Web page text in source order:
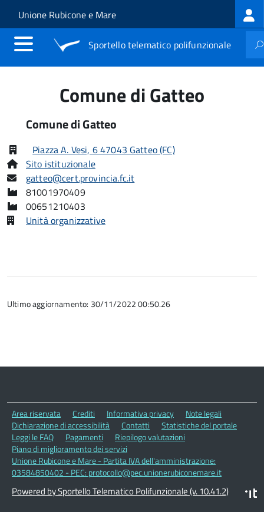
Salta al contenuto principale
Skip to site navigation
Unione Rubicone e Mare
Sportello telematico polifunzionale
Comune di Gatteo
Comune di Gatteo
Piazza A. Vesi, 6 47043 Gatteo (FC)
Sito istituzionale
gatteo@cert.provincia.fc.it
81001970409
00651210403
Unità organizzative
Ultimo aggiornamento: 30/11/2022 00:50.26
Area riservata Crediti Informativa privacy
Note legali
Dichiarazione di accessibilità
Contatti
Statistiche del portale
Leggi le FAQ
Pagamenti
Riepilogo valutazioni
Piano di miglioramento dei servizi
Unione Rubicone e Mare - Partita IVA dell'amministrazione:
03584850402 - PEC: protocollo@pec.unionerubiconemare.it
Powered by Sportello Telematico Polifunzionale (v. 10.41.2)